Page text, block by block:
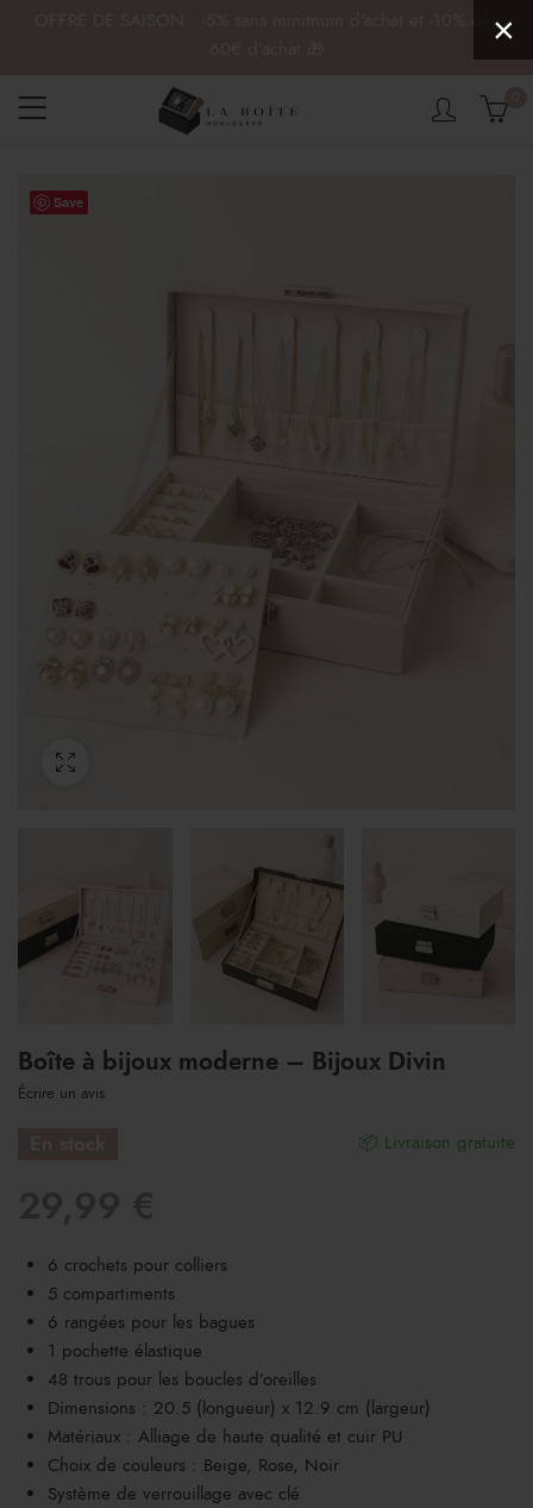
×
OFFRE DE SAISON : -5% sans minimum d'achat et -10% dès
Save
Boîte à bijoux moderne – Bijoux Divin
Écrire un avis
📦 Livraison gratuite
6 crochets pour colliers
5 compartiments
6 rangées pour les bagues
1 pochette élastique
48 trous pour les boucles d’oreilles
Dimensions : 20.5 (longueur) x 12.9 cm (largeur)
Matériaux : Alliage de haute qualité et cuir PU
Choix de couleurs : Beige, Rose, Noir
Système de verrouillage avec clé